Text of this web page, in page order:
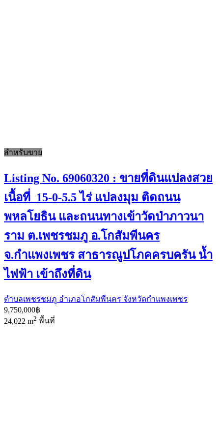
สำหรับขาย
Listing No. 69060320 : ขายที่ดินแปลงสวย
เนื้อที่ 15-0-5.5 ไร่ แปลงมุม ติดถนน
พหลโยธิน และถนนทางเข้าวัดป่าภาวนา
ราม ต.เพชรชมภู อ.โกสัมพีนคร
จ.กำแพงเพชร สาธารณูปโภคครบครัน น้ำ
ไฟฟ้า เข้าถึงที่ดิน
ตำบลเพชรชมภู อำเภอโกสัมพีนคร จังหวัดกำแพงเพชร
9,750,000฿
24,022 m2 พื้นที่